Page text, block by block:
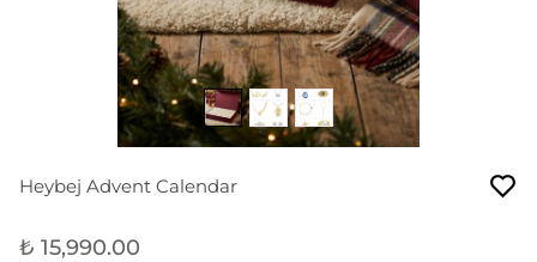
Heybej Advent Calendar
₺ 15,990.00